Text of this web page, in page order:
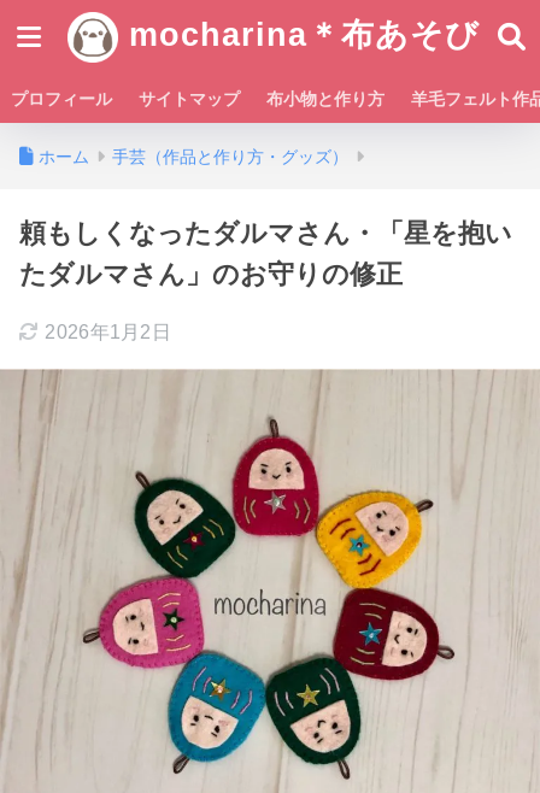
mocharina＊布あそび
プロフィール サイトマップ 布小物と作り方 羊毛フェルト作
ホーム 手芸（作品と作り方・グッズ）
頼もしくなったダルマさん・「星を抱い
たダルマさん」のお守りの修正
2026年1月2日